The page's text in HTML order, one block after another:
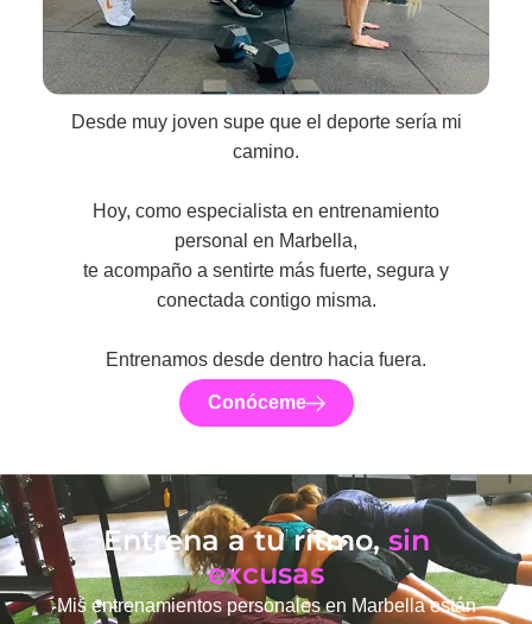
Desde muy joven supe que el deporte sería mi
camino.
Hoy, como especialista en entrenamiento
personal en Marbella,
te acompaño a sentirte más fuerte, segura y
conectada contigo misma.
Entrenamos desde dentro hacia fuera.
Conóceme
Entrena a tu ritmo,sin
excusas
Mis entrenamientos personales en Marbella están